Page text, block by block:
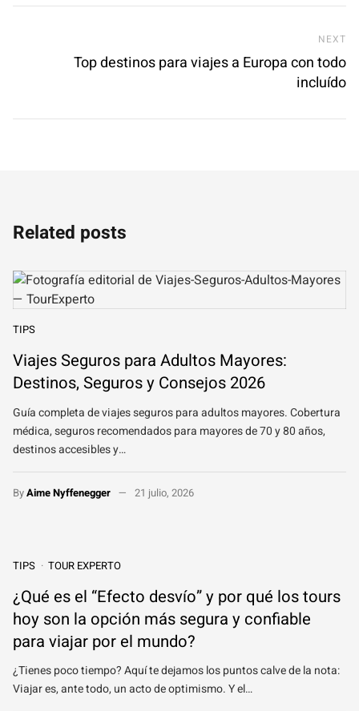
NEXT
Top destinos para viajes a Europa con todo
incluído
Related posts
TIPS
Viajes Seguros para Adultos Mayores:
Destinos, Seguros y Consejos 2026
Guía completa de viajes seguros para adultos mayores. Cobertura
médica, seguros recomendados para mayores de 70 y 80 años,
destinos accesibles y…
ByAime Nyffenegger 21 julio, 2026
TIPS TOUR EXPERTO
¿Qué es el “Efecto desvío” y por qué los tours
hoy son la opción más segura y confiable
para viajar por el mundo?
¿Tienes poco tiempo? Aquí te dejamos los puntos calve de la nota:
Viajar es, ante todo, un acto de optimismo. Y el…